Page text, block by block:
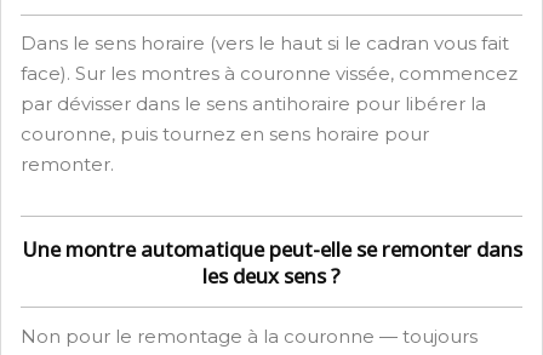
Dans le sens horaire (vers le haut si le cadran vous fait
face). Sur les montres à couronne vissée, commencez
par dévisser dans le sens antihoraire pour libérer la
couronne, puis tournez en sens horaire pour
remonter.
Une montre automatique peut-elle se remonter dans
les deux sens ?
Non pour le remontage à la couronne — toujours